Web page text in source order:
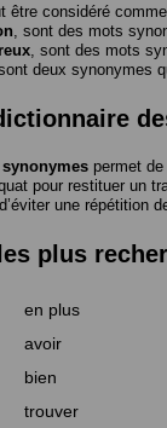
être considéré
, sont des mots
, sont des mots
deux synonymes
permet
pour restituer un
une répétition
plus
en plus
avoir
bien
trouver